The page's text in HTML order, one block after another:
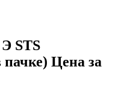
STS
пачке) Цена за